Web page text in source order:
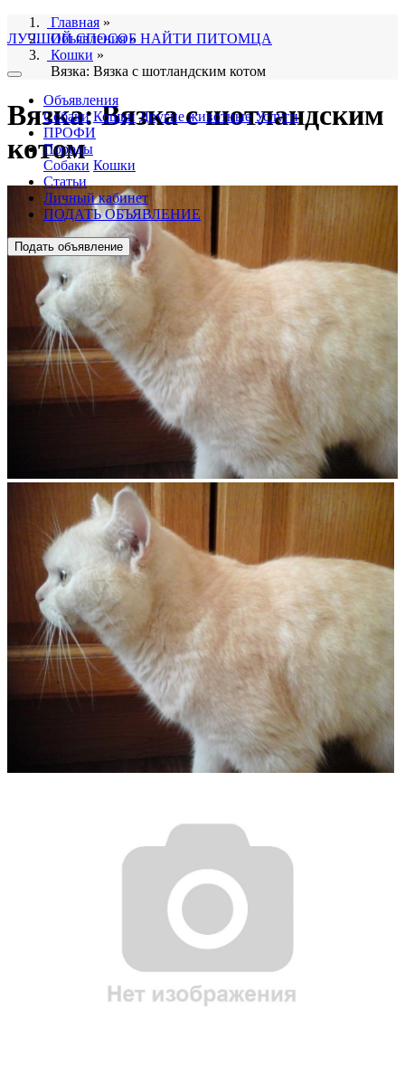
ЛУЧШИЙ СПОСОБ НАЙТИ ПИТОМЦА
Объявления
Собаки Кошки Другие животные Услуги
ПРОФИ
Породы
Собаки Кошки
Статьи
Личный кабинет
ПОДАТЬ ОБЪЯВЛЕНИЕ
Подать объявление
Главная »
Объявления»
Кошки »
Вязка: Вязка с шотландским котом
Вязка: Вязка с шотландским
котом